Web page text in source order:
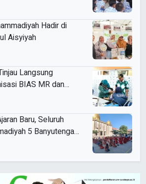
Hadir di
Aisyiyah
Langsung
BIAS MR dan
18 Surabaya
Baru, Seluruh
5 Banyutengah
Perdana